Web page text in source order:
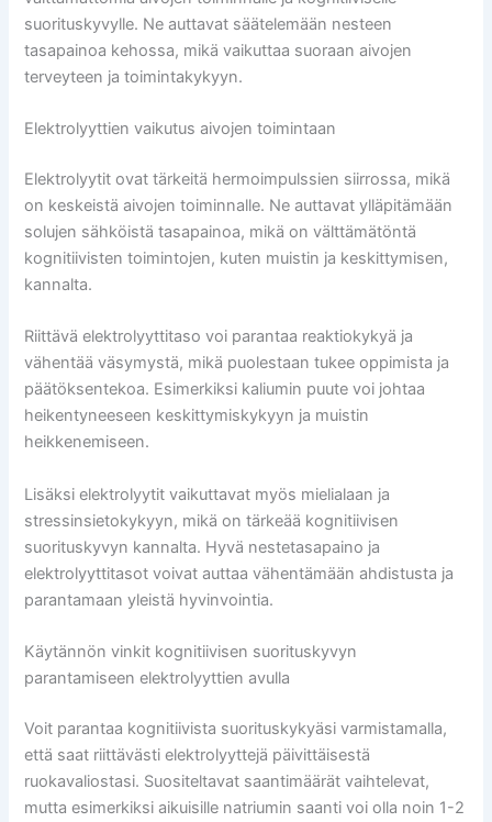
suorituskyvylle. Ne auttavat säätelemään nesteen
tasapainoa kehossa, mikä vaikuttaa suoraan aivojen
terveyteen ja toimintakykyyn.
Elektrolyyttien vaikutus aivojen toimintaan
Elektrolyytit ovat tärkeitä hermoimpulssien siirrossa, mikä
on keskeistä aivojen toiminnalle. Ne auttavat ylläpitämään
solujen sähköistä tasapainoa, mikä on välttämätöntä
kognitiivisten toimintojen, kuten muistin ja keskittymisen,
kannalta.
Riittävä elektrolyyttitaso voi parantaa reaktiokykyä ja
vähentää väsymystä, mikä puolestaan tukee oppimista ja
päätöksentekoa. Esimerkiksi kaliumin puute voi johtaa
heikentyneeseen keskittymiskykyyn ja muistin
heikkenemiseen.
Lisäksi elektrolyytit vaikuttavat myös mielialaan ja
stressinsietokykyyn, mikä on tärkeää kognitiivisen
suorituskyvyn kannalta. Hyvä nestetasapaino ja
elektrolyyttitasot voivat auttaa vähentämään ahdistusta ja
parantamaan yleistä hyvinvointia.
Käytännön vinkit kognitiivisen suorituskyvyn
parantamiseen elektrolyyttien avulla
Voit parantaa kognitiivista suorituskykyäsi varmistamalla,
että saat riittävästi elektrolyyttejä päivittäisestä
ruokavaliostasi. Suositeltavat saantimäärät vaihtelevat,
mutta esimerkiksi aikuisille natriumin saanti voi olla noin 1-2